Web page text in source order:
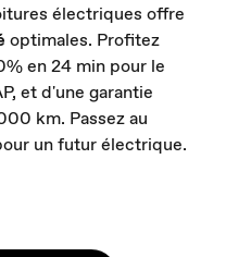
électriques offre
optimales. Profitez
en 24 min pour le
et d'une garantie
km. Passez au
un futur électrique.